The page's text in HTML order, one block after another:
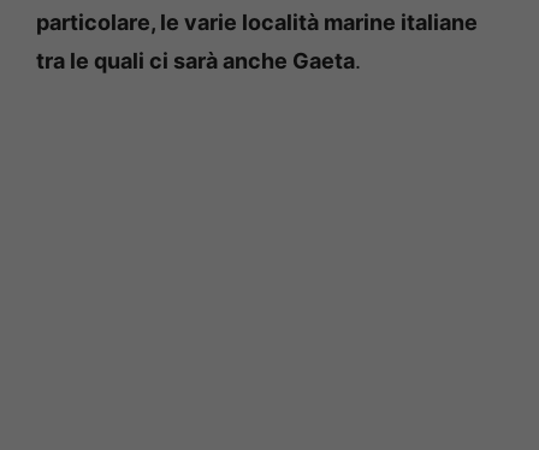
particolare, le varie località marine italiane
tra le quali ci sarà anche Gaeta.